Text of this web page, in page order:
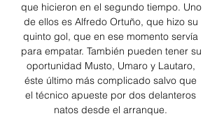
que hicieron en el segundo tiempo. Uno
de ellos es Alfredo Ortuño, que hizo su
quinto gol, que en ese momento servía
para empatar. También pueden tener su
oportunidad Musto, Umaro y Lautaro,
éste último más complicado salvo que
el técnico apueste por dos delanteros
natos desde el arranque.